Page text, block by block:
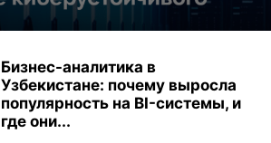
Бизнес-аналитика в
Узбекистане: почему выросла
популярность на BI-системы, и
где они...